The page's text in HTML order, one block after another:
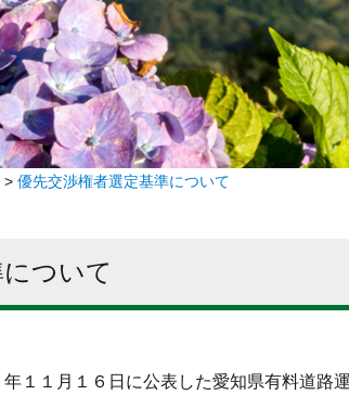
> 優先交渉権者選定基準について
ついて
１１月１６日に公表した愛知県有料道路